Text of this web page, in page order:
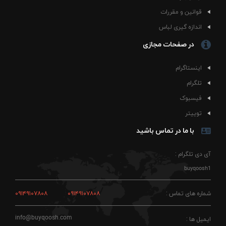
قوانین و مقررات
اندازه گیری لباس
در صفحات مجازی
اینستاگرام
تلگرام
فیسبوک
توییتر
با ما در تماس باشید
آی دی تلگرام :
buyqoosh1
شماره های تماس : ۰۹۱۴۹۱۰۷۸۰۸ ۰۹۱۴۹۱۰۷۸۰۸
ایمیل ها : info@buyqoosh.com